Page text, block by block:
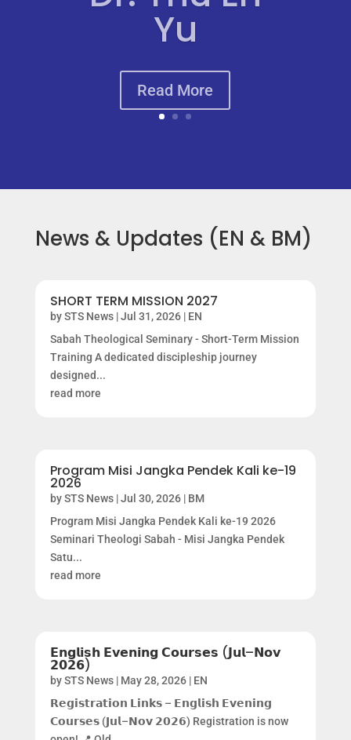
News & Updates (EN & BM)
SHORT TERM MISSION 2027
bySTS News|Jul 31, 2026| EN
Sabah Theological Seminary - Short-Term Mission
Training A dedicated discipleship journey
designed...
read more
Program Misi Jangka Pendek Kali ke-19
2026
bySTS News|Jul 30, 2026| BM
Program Misi Jangka Pendek Kali ke-19 2026
Seminari Theologi Sabah - Misi Jangka Pendek
Satu...
read more
𝗘𝗻𝗴𝗹𝗶𝘀𝗵 𝗘𝘃𝗲𝗻𝗶𝗻𝗴 𝗖𝗼𝘂𝗿𝘀𝗲𝘀 (𝗝𝘂𝗹–𝗡𝗼𝘃
𝟮𝟬𝟮𝟲)
bySTS News| May 28, 2026| EN
𝗥𝗲𝗴𝗶𝘀𝘁𝗿𝗮𝘁𝗶𝗼𝗻 𝗟𝗶𝗻𝗸𝘀 – 𝗘𝗻𝗴𝗹𝗶𝘀𝗵 𝗘𝘃𝗲𝗻𝗶𝗻𝗴
𝗖𝗼𝘂𝗿𝘀𝗲𝘀 (𝗝𝘂𝗹–𝗡𝗼𝘃 𝟮𝟬𝟮𝟲) Registration is now